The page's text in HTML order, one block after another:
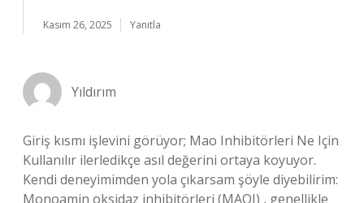
Kasım 26, 2025 Yanıtla
Yıldırım
Giriş kısmı işlevini görüyor; Mao Inhibitörleri Ne Için
Kullanılır ilerledikçe asıl değerini ortaya koyuyor.
Kendi deneyimimden yola çıkarsam şöyle diyebilirim:
Monoamin oksidaz inhibitörleri (MAOI) , genellikle